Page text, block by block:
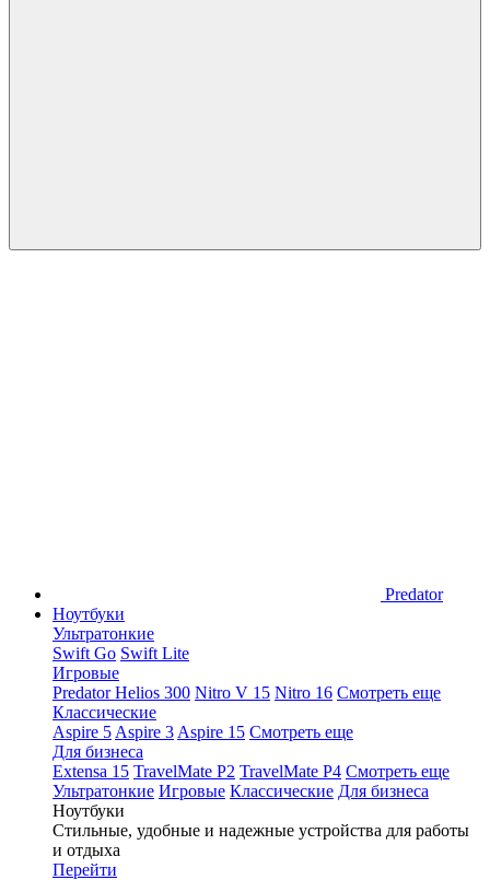
Predator
Ноутбуки
Ультратонкие
Swift Go Swift Lite
Игровые
Predator Helios 300 Nitro V 15 Nitro 16 Смотреть еще
Классические
Aspire 5 Aspire 3 Aspire 15 Смотреть еще
Для бизнеса
Extensa 15 TravelMate P2 TravelMate P4 Смотреть еще
Ультратонкие Игровые Классические Для бизнеса
Ноутбуки
Стильные, удобные и надежные устройства для работы
и отдыха
Перейти